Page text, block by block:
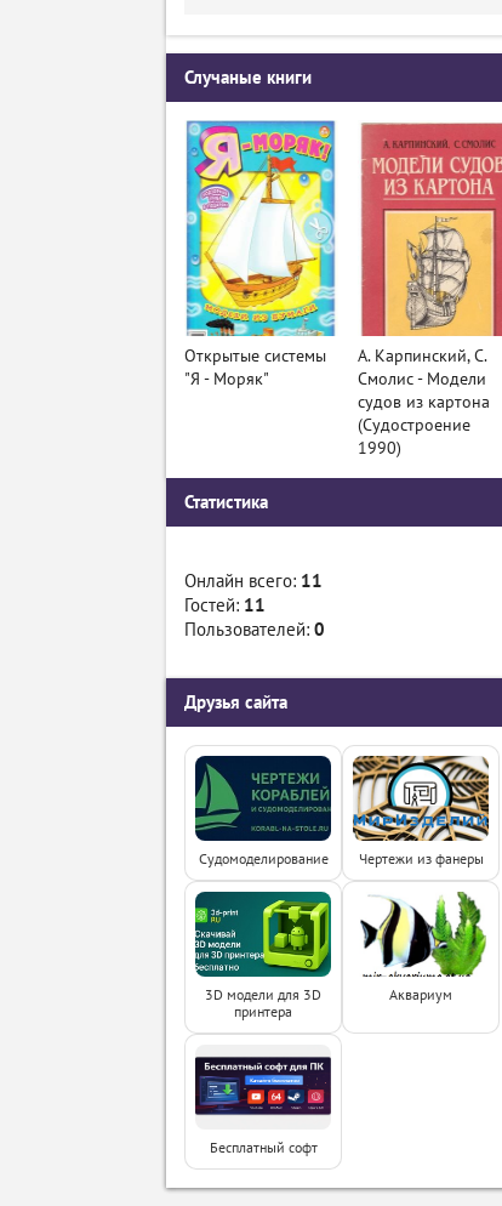
Случаные книги
Открытые системы
"Я - Моряк"
А. Карпинский, С.
Смолис - Модели
судов из картона
(Судостроение
1990)
Статистика
Онлайн всего: 11
Гостей: 11
Пользователей: 0
Друзья сайта
Судомоделирование Чертежи из фанеры
3D модели для 3D
принтера
Аквариум
Бесплатный софт